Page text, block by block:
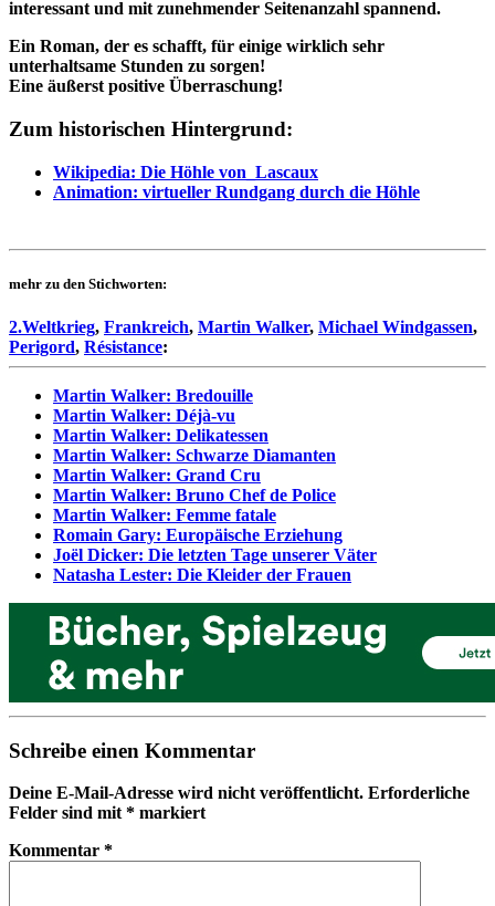
interessant und mit zunehmender Seitenanzahl spannend.
Ein Roman, der es schafft, für einige wirklich sehr
unterhaltsame Stunden zu sorgen!
Eine äußerst positive Überraschung!
Zum historischen Hintergrund:
Wikipedia: Die Höhle von_Lascaux
Animation: virtueller Rundgang durch die Höhle
mehr zu den Stichworten:
2.Weltkrieg, Frankreich, Martin Walker, Michael Windgassen,
Perigord, Résistance:
Martin Walker: Bredouille
Martin Walker: Déjà-vu
Martin Walker: Delikatessen
Martin Walker: Schwarze Diamanten
Martin Walker: Grand Cru
Martin Walker: Bruno Chef de Police
Martin Walker: Femme fatale
Romain Gary: Europäische Erziehung
Joël Dicker: Die letzten Tage unserer Väter
Natasha Lester: Die Kleider der Frauen
Schreibe einen Kommentar
Deine E-Mail-Adresse wird nicht veröffentlicht. Erforderliche
Felder sind mit * markiert
Kommentar *